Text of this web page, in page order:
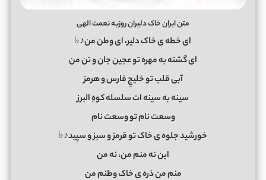
متن ایران خاک دلیران روزبه نعمت الهی
ای خطه ی خاک دلیر، ای وطن من♪♭
ای گشته به مهره تو عجین جان و تن من
آبی قلب تو خلیجِ فارس و هرمز
سینه به سینه ات سلسله کوهِ البرز
وسعت نام تو وسعت نام
خورشید جلوه ی خاک تو قرمز و سبز و سپید♪♭
این نه منم من، نه من
منم من ذره ی خاک وطنم من